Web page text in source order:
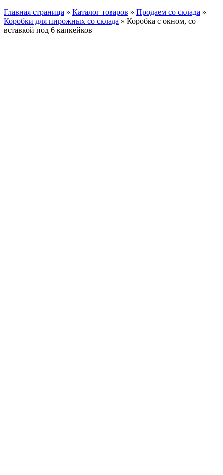
Главная страница » Каталог товаров » Продаем со склада »
Коробки для пирожных со склада » Коробка с окном, со
вставкой под 6 капкейков